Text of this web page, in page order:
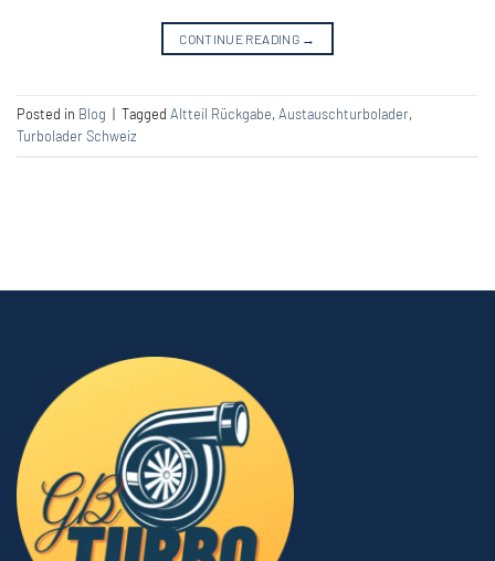
CONTINUE READING →
Posted in Blog | Tagged Altteil Rückgabe, Austauschturbolader,
Turbolader Schweiz